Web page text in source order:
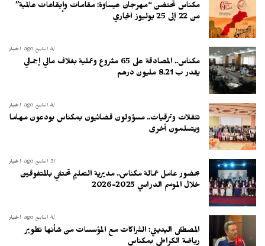
مكناس تحتضن “مهرجان عيساوة: مقامات وإيقاعات عالمية”
من 22 إلى 25 يوليوز الجاري
أخبار 4 أسابيع ago
مكناس.. المصادقة على 65 مشروع وعملية بغلاف مالي إجمالي
يقدر ب 8.21 مليون درهم
أخبار 4 أسابيع ago
تنقلات وترقيات.. مسؤولون قضائيون بمكناس يودعون مهاما
ويتسلمون أخرى
أخبار 3 أسابيع ago
بحضور عامل عمالة مكناس.. مديرية التعليم تحتفي بالمتفوقين
خلال الموسم الدراسي 2025-2026
أخبار 4 أسابيع ago
المصطفى اليديني: الشراكات مع المؤسسات من شأنها تطوير
رياضة الكراطي بمكناس